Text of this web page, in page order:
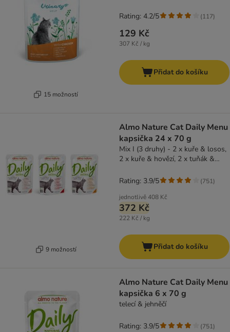
15 možností
129 Kč
307 Kč / kg
Rating: 4.2/5 (117)
Přidat do košíku
9 možností
Almo Nature Cat Daily Menu
kapsička 24 x 70 g
Mix I (3 druhy) - 2 x kuře & losos,
2 x kuře & hovězí, 2 x tuňák &
jednotlivě408 Kč
372 Kč
222 Kč / kg
Rating: 3.9/5 (751)
Přidat do košíku
Almo Nature Cat Daily Menu
kapsička 6 x 70 g
telecí & jehněčí
Rating: 3.9/5 (751)